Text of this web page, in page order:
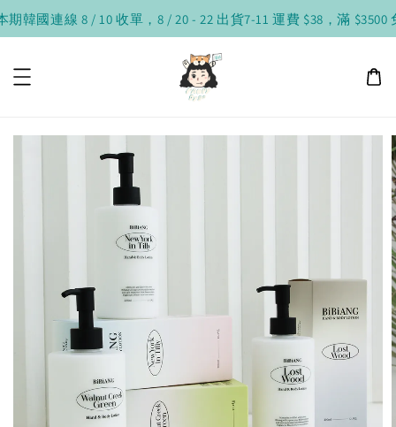
韓國連線 8 / 10 收單，8 / 20 - 22 出貨7-11 運費 $38，滿 $3500